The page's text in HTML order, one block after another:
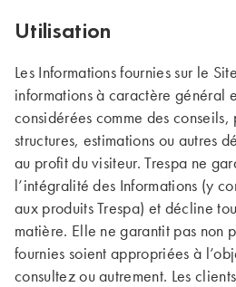
Utilisation
Les Informations fournies sur le
informations à caractère général
considérées comme des
structures, estimations ou autres
au profit du visiteur. Trespa ne
l’intégralité des Informations (y
aux produits Trespa) et décline
matière. Elle ne garantit pas non
fournies soient appropriées à
consultez ou autrement. Les